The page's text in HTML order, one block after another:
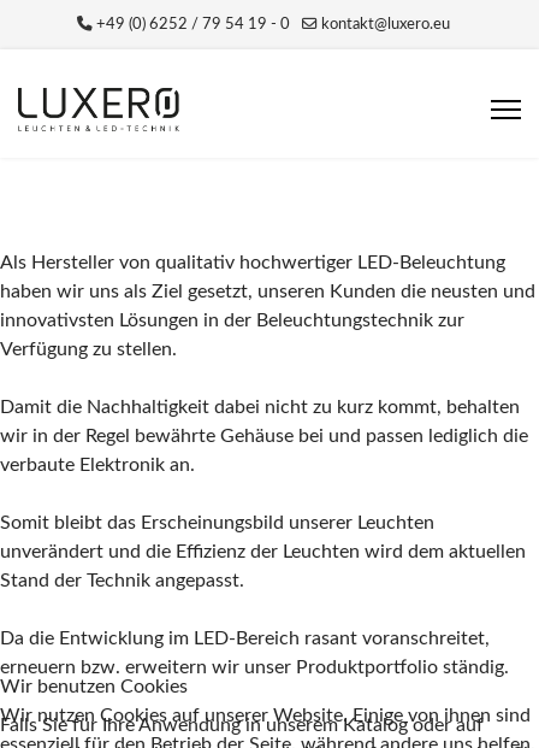
+49 (0) 6252 / 79 54 19 - 0 kontakt@luxero.eu
Als Hersteller von qualitativ hochwertiger LED-Beleuchtung
haben wir uns als Ziel gesetzt, unseren Kunden die neusten und
innovativsten Lösungen in der Beleuchtungstechnik zur
Verfügung zu stellen.
Damit die Nachhaltigkeit dabei nicht zu kurz kommt, behalten
wir in der Regel bewährte Gehäuse bei und passen lediglich die
verbaute Elektronik an.
Somit bleibt das Erscheinungsbild unserer Leuchten
unverändert und die Effizienz der Leuchten wird dem aktuellen
Stand der Technik angepasst.
Da die Entwicklung im LED-Bereich rasant voranschreitet,
erneuern bzw. erweitern wir unser Produktportfolio ständig.
Falls Sie für Ihre Anwendung in unserem Katalog oder auf
Wir benutzen Cookies
Wir nutzen Cookies auf unserer Website. Einige von ihnen sind
essenziell für den Betrieb der Seite, während andere uns helfen,